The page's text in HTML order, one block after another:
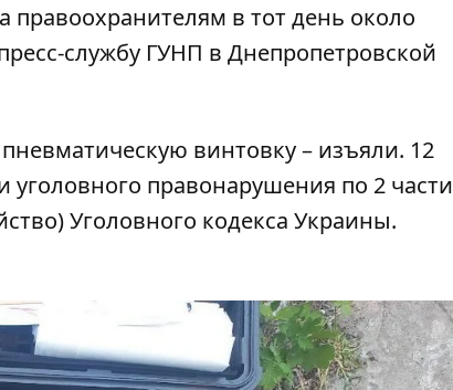
в тот день около
службу ГУНП в Днепропетровской
винтовку – изъяли. 12
правонарушения по 2 части
Уголовного кодекса Украины.